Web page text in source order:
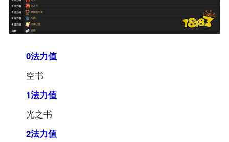
0法力值
空书
1法力值
光之书
2法力值